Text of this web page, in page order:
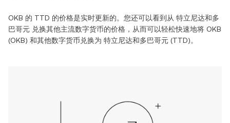
OKB 的 TTD 的价格是实时更新的。您还可以看到从 特立尼达和多
巴哥元 兑换其他主流数字货币的价格，从而可以轻松快速地将 OKB
(OKB) 和其他数字货币兑换为 特立尼达和多巴哥元 (TTD)。